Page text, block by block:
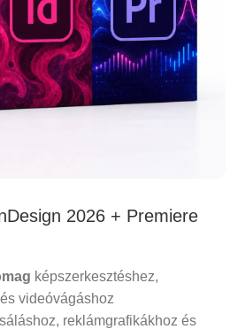
2026 + Premiere
képszerkesztéshez,
videóvágáshoz
reklámgrafikákhoz és